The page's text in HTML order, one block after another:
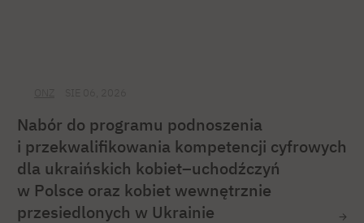
Nabór do programu podnoszenia
i przekwalifikowania kompetencji cyfrowych
dla ukraińskich kobiet–uchodźczyń
w Polsce oraz kobiet wewnętrznie
przesiedlonych w Ukrainie